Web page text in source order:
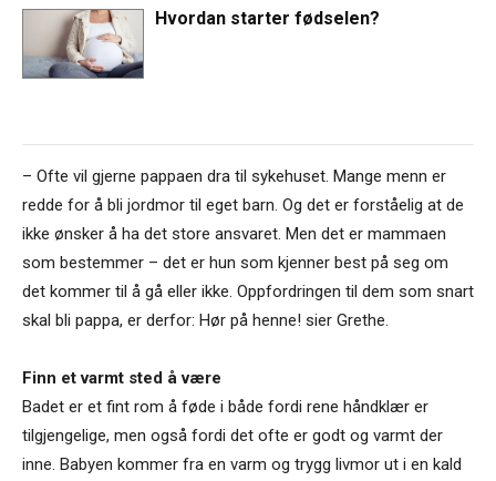
Hvordan starter fødselen?
– Ofte vil gjerne pappaen dra til sykehuset. Mange menn er
redde for å bli jordmor til eget barn. Og det er forståelig at de
ikke ønsker å ha det store ansvaret. Men det er mammaen
som bestemmer – det er hun som kjenner best på seg om
det kommer til å gå eller ikke. Oppfordringen til dem som snart
skal bli pappa, er derfor: Hør på henne! sier Grethe.
Finn et varmt sted å være
Badet er et fint rom å føde i både fordi rene håndklær er
tilgjengelige, men også fordi det ofte er godt og varmt der
inne. Babyen kommer fra en varm og trygg livmor ut i en kald